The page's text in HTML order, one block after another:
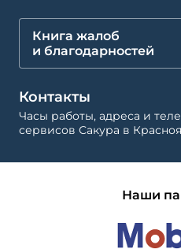
Книга жалоб
и благодарностей
Контакты
Часы работы, адреса и
сервисов Сакура в
Наши